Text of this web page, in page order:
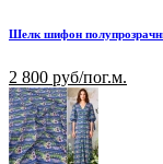
Шелк шифон
2 800 руб/пог.м.